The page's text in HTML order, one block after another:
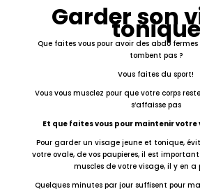
Garder son
tonique
Que faites vous pour avoir des abdo fermes
tombent pas ?
Vous faites du sport!
Vous vous musclez pour que votre corps
s’affaisse pas
Et que faites vous pour maintenir
Pour garder un visage jeune et tonique,
votre ovale, de vos paupieres, il est
muscles de votre visage, il y en a
Quelques minutes par jour suffisent pour